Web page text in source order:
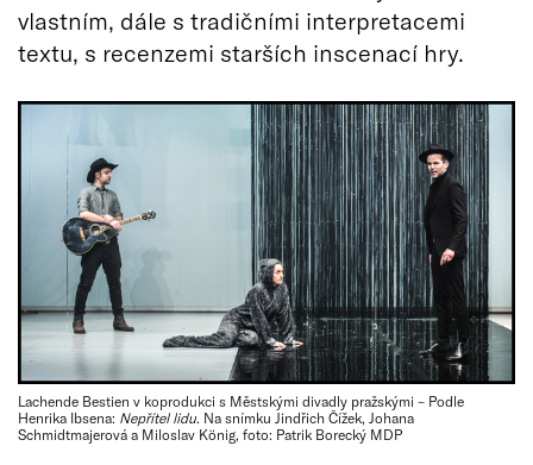
vlastním, dále s tradičními interpretacemi
textu, s recenzemi starších inscenací hry.
Lachende Bestien v koprodukci s Městskými divadly pražskými – Podle
Henrika Ibsena: Nepřítel lidu. Na snímku Jindřich Čížek, Johana
Schmidtmajerová a Miloslav König, foto: Patrik Borecký MDP